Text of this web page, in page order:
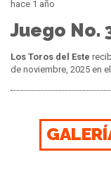
hace 1 año
Juego No.
Los Toros del Este
de noviembre, 2025 en el